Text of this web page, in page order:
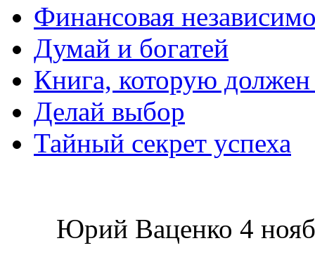
Финансовая
Думай и богатей
Книга, которую
Делай выбор
Тайный секрет успеха
Юрий Ваценко 4